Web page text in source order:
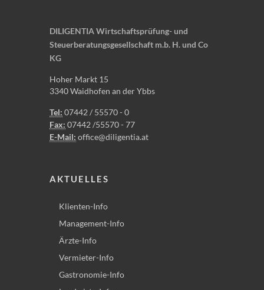
DILIGENTIA Wirtschaftsprüfung- und
Steuerberatungsgesellschaft m.b. H. und Co
KG
Hoher Markt 15
3340 Waidhofen an der Ybbs
Tel: 07442 / 55570 - 0
Fax: 07442 /55570 - 77
E-Mail: office@diligentia.at
AKTUELLES
Klienten-Info
Management-Info
Ärzte-Info
Vermieter-Info
Gastronomie-Info